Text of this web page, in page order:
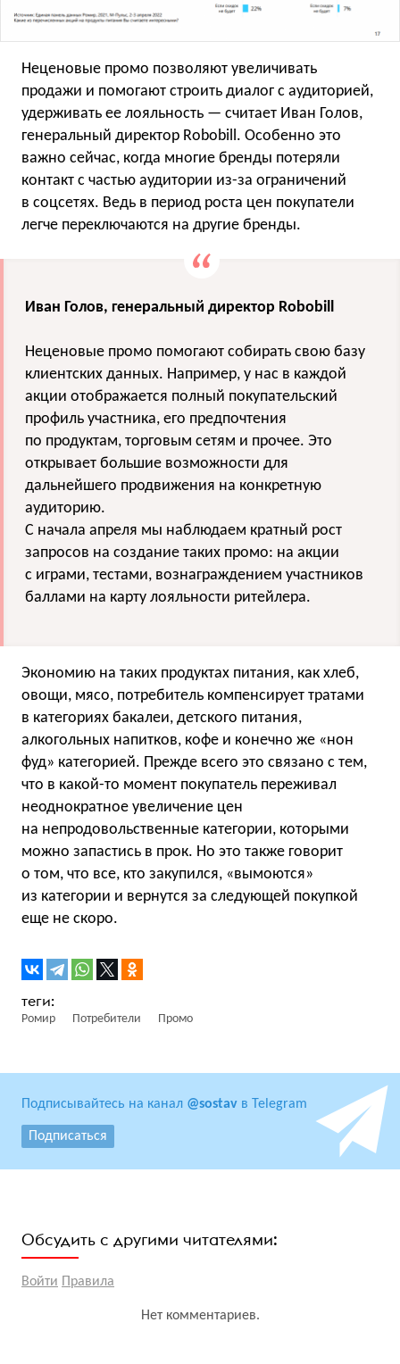
Неценовые промо позволяют увеличивать
продажи и помогают строить диалог с аудиторией,
удерживать ее лояльность — считает Иван Голов,
генеральный директор Robobill. Особенно это
важно сейчас, когда многие бренды потеряли
контакт с частью аудитории из-за ограничений
в соцсетях. Ведь в период роста цен покупатели
легче переключаются на другие бренды.
Иван Голов, генеральный директор Robobill
Неценовые промо помогают собирать свою базу
клиентских данных. Например, у нас в каждой
акции отображается полный покупательский
профиль участника, его предпочтения
по продуктам, торговым сетям и прочее. Это
открывает большие возможности для
дальнейшего продвижения на конкретную
аудиторию.
С начала апреля мы наблюдаем кратный рост
запросов на создание таких промо: на акции
с играми, тестами, вознаграждением участников
баллами на карту лояльности ритейлера.
Экономию на таких продуктах питания, как хлеб,
овощи, мясо, потребитель компенсирует тратами
в категориях бакалеи, детского питания,
алкогольных напитков, кофе и конечно же «нон
фуд» категорией. Прежде всего это связано с тем,
что в какой-то момент покупатель переживал
неоднократное увеличение цен
на непродовольственные категории, которыми
можно запастись в прок. Но это также говорит
о том, что все, кто закупился, «вымоются»
из категории и вернутся за следующей покупкой
еще не скоро.
Ромир Потребители Промо
Подписывайтесь на канал @sostav в Telegram
Подписаться
Обсудить с другими читателями:
Войти Правила
Нет комментариев.